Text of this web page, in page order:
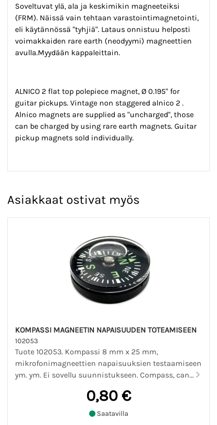
Soveltuvat ylä, ala ja keskimikin magneeteiksi
(FRM). Näissä vain tehtaan varastointimagnetointi,
eli käytännössä "tyhjiä". Lataus onnistuu helposti
voimakkaiden rare earth (neodyymi) magneettien
avulla.Myydään kappaleittain.
ALNICO 2 flat top polepiece magnet, Ø 0.195" for
guitar pickups. Vintage non staggered alnico 2 .
Alnico magnets are supplied as "uncharged", those
can be charged by using rare earth magnets. Guitar
pickup magnets sold individually.
Asiakkaat ostivat myös
KOMPASSI MAGNEETIN NAPAISUUDEN TOTEAMISEEN
102053
Tuote 102053. Kompassi 8 mm x 25 mm,
mikrofonimagneettien napaisuuksien testaamiseen
ym. ym. Ei sovellu suunnistukseen. Compass, can...
0,80 €
Saatavilla